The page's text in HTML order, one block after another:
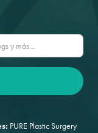
PURE Plastic Surgery